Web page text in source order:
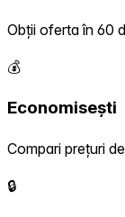
Obții oferta în 60
💰
Economisești
Compari prețuri
🔒